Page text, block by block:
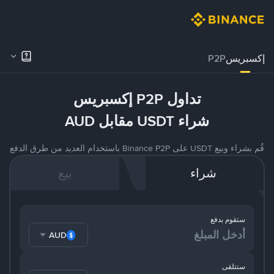
إكسبريسP2P
تداول P2P إكسبريس
شراء USDT مقابل AUD
قُم بشراء وبيع USDT على Binance P2P باستخدام العديد من طرق الدفع
شراء بيع
ستقوم بدفع
AUD
ستتلقى